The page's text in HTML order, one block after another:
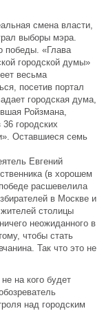
смена власти,
выборы мэра.
победы. «Глава
городской думы»
весьма
посетив портал
городская дума,
Ройзмана,
городских
Оставшиеся семь
Евгений
(в хорошем
расшевелила
в Москве и
столицы
неожиданного в
чтобы стать
Так что это не
на кого будет
над городским